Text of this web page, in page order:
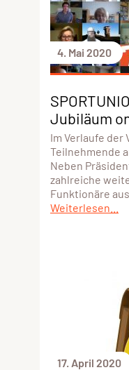
4. Mai 2020
Jubiläum
Im Verlaufe der
Teilnehmende
Neben
zahlreiche
Funktionäre
Weiterlesen...
17. April 2020